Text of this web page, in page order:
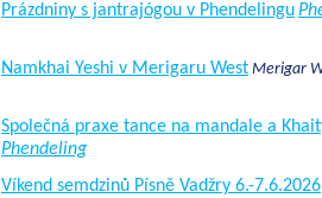
Prázdniny s jantrajógou v Phendelingu
Namkhai Yeshi v Merigaru West Merigar
Společná praxe tance na mandale a
Phendeling
Víkend semdzinů Písně Vadžry 6.-7.6.2026